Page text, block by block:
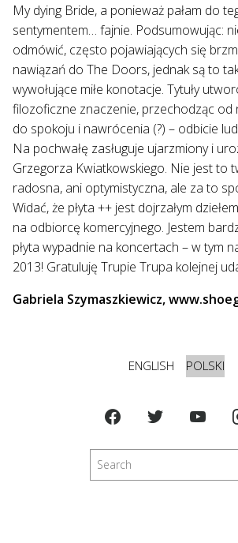
My dying Bride, a ponieważ pałam do
sentymentem… fajnie. Podsumowując:
odmówić, często pojawiających się
nawiązań do The Doors, jednak są to
wywołujące miłe konotacje. Tytuły
filozoficzne znaczenie, przechodząc od
do spokoju i nawrócenia (?) – odbicie
Na pochwałę zasługuje ujarzmiony i
Grzegorza Kwiatkowskiego. Nie jest to
radosna, ani optymistyczna, ale za to
Widać, że płyta ++ jest dojrzałym
na odbiorcę komercyjnego. Jestem
płyta wypadnie na koncertach – w tym
2013! Gratuluję Trupie Trupa kolejnej
Gabriela Szymaszkiewicz,
ENGLISH POLSKI